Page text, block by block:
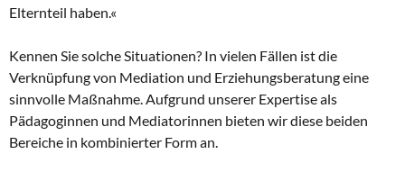
Elternteil haben.«
Kennen Sie solche Situationen? In vielen Fällen ist die
Verknüpfung von Mediation und Erziehungsberatung eine
sinnvolle Maßnahme. Aufgrund unserer Expertise als
Pädagoginnen und Mediatorinnen bieten wir diese beiden
Bereiche in kombinierter Form an.